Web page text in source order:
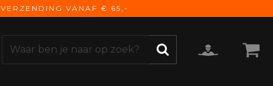
VANAF € 65,-